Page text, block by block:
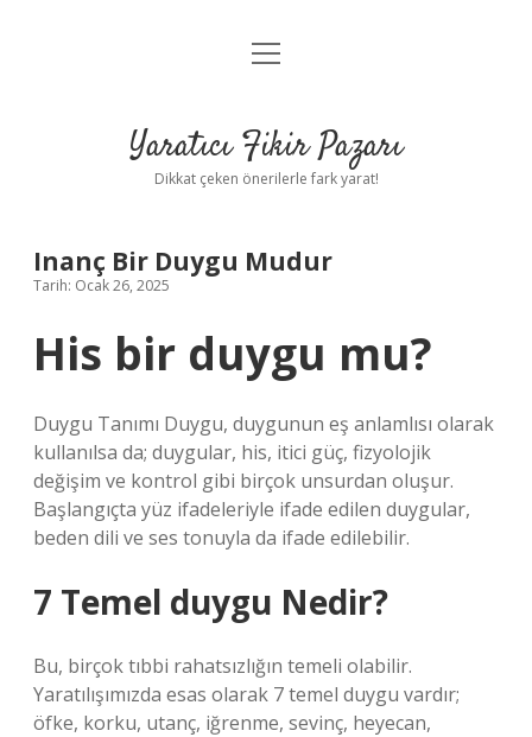
Anasayfa
Yasal Uyarı
menüyü
Yaratıcı Fikir Pazarı
Dikkat çeken önerilerle fark yarat!
Inanç Bir Duygu Mudur
Tarih: Ocak 26, 2025
His bir duygu mu?
Duygu Tanımı Duygu, duygunun eş anlamlısı olarak
kullanılsa da; duygular, his, itici güç, fizyolojik
değişim ve kontrol gibi birçok unsurdan oluşur.
Başlangıçta yüz ifadeleriyle ifade edilen duygular,
beden dili ve ses tonuyla da ifade edilebilir.
7 Temel duygu Nedir?
Bu, birçok tıbbi rahatsızlığın temeli olabilir.
Yaratılışımızda esas olarak 7 temel duygu vardır;
öfke, korku, utanç, iğrenme, sevinç, heyecan,